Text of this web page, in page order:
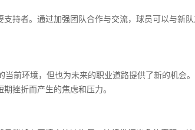
持者。通过加强团队合作与交流，球员可以与新
前环境，但也为未来的职业道路提供了新的机会
挫折而产生的焦虑和压力。